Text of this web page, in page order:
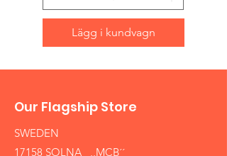
Lägg i kundvagn
Our Flagship Store
SWEDEN
17158 SOLNA ,,MCB´´